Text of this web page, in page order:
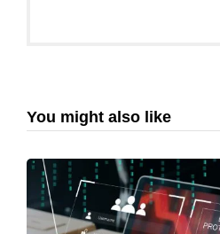
You might also like